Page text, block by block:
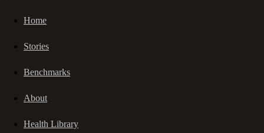
Home
Stories
Benchmarks
About
Health Library